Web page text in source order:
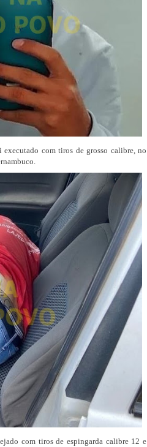
com tiros de grosso calibre, no
com tiros de espingarda calibre 12 e